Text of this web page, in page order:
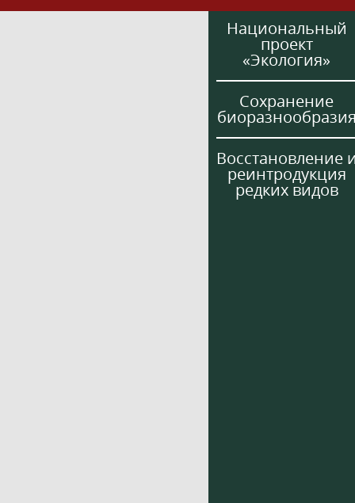
Национальный
проект
«Экология»
Сохранение
Восстановление
реинтродукция
редких видов